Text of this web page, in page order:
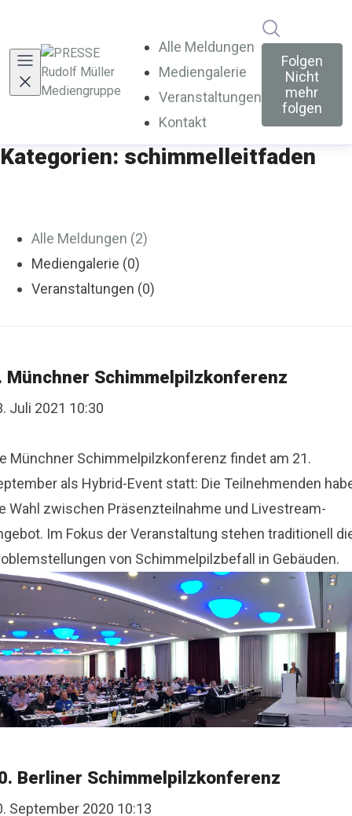
Alle Meldungen
Mediengalerie
Veranstaltungen
Kontakt
Folgen
Nicht
mehr
folgen
Kategorien: schimmelleitfaden
Alle Meldungen (2)
Mediengalerie (0)
Veranstaltungen (0)
Münchner Schimmelpilzkonferenz
Juli 2021 10:30
Münchner Schimmelpilzkonferenz findet am 21.
als Hybrid-Event statt: Die Teilnehmenden
Wahl zwischen Präsenzteilnahme und Livestream-
Im Fokus der Veranstaltung stehen traditionell
von Schimmelpilzbefall in Gebäuden.
Berliner Schimmelpilzkonferenz
September 2020 10:13